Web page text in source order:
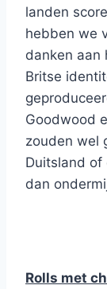
landen
hebben we
danken aan
Britse
Goodwood
zouden wel
Duitsland of
dan
Rolls met